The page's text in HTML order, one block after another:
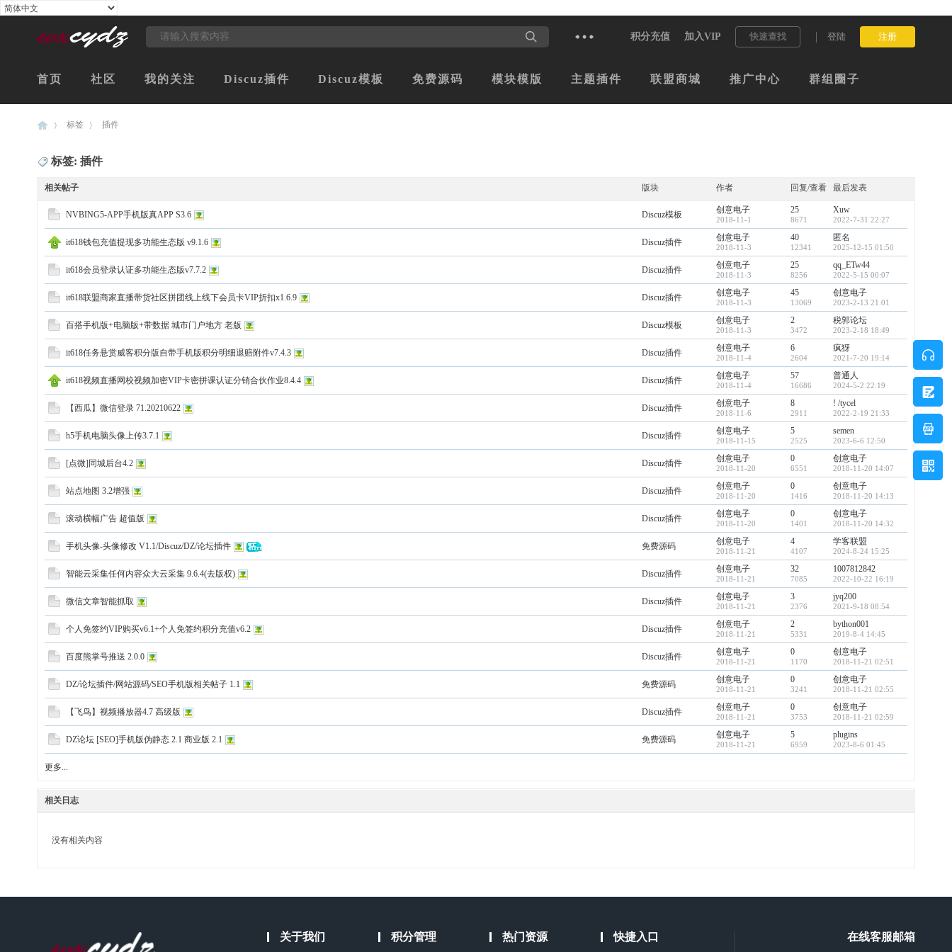
积分充值 加入VIP 快速查找 登陆 注册
首页 社区 我的关注 Discuz插件 Discuz模板 免费源码 模块模版 主题插件 联盟商城 推广中心 群组圈子
创 ›
标签 插件
标签: 插件
相关帖子 版块 作者 回复/查看 最后发表
NVBING5-APP手机版真APP S3.6 Discuz模板 创意电子
2018-11-1
25
8671
Xuw
2022-7-31 22:27
it618钱包充值提现多功能生态版 v9.1.6 Discuz插件 创意电子
2018-11-3
40
12341
匿名
2025-12-15 01:50
it618会员登录认证多功能生态版v7.7.2 Discuz插件 创意电子
2018-11-3
25
8256
qq_ETw44
2022-5-15 00:07
it618联盟商家直播带货社区拼团线上线下会员卡VIP折扣x1.6.9 Discuz插件 创意电子
2018-11-3
45
13069
创意电子
2023-2-13 21:01
百搭手机版+电脑版+带数据 城市门户地方 老版 Discuz模板 创意电子
2018-11-3
2
3472
税郭论坛
2023-2-18 18:49
it618任务悬赏威客积分版自带手机版积分明细退赔附件v7.4.3 Discuz插件 创意电子
2018-11-4
6
2604
疯犽
2021-7-20 19:14
it618视频直播网校视频加密VIP卡密拼课认证分销合伙作业8.4.4 Discuz插件 创意电子
2018-11-4
57
16686
普通人
2024-5-2 22:19
【西瓜】微信登录 71.20210622 Discuz插件 创意电子
2018-11-6
8
2911
! /tycel
2022-2-19 21:33
h5手机电脑头像上传3.7.1 Discuz插件 创意电子
2018-11-15
5
2525
semen
2023-6-6 12:50
[点微]同城后台4.2 Discuz插件 创意电子
2018-11-20
0
6551
创意电子
2018-11-20 14:07
站点地图 3.2增强 Discuz插件 创意电子
2018-11-20
0
1416
创意电子
2018-11-20 14:13
滚动横幅广告 超值版 Discuz插件 创意电子
2018-11-20
0
1401
创意电子
2018-11-20 14:32
手机头像-头像修改 V1.1/Discuz/DZ/论坛插件 免费源码 创意电子
2018-11-21
4
4107
学客联盟
2024-8-24 15:25
智能云采集任何内容众大云采集 9.6.4(去版权) Discuz插件 创意电子
2018-11-21
32
7085
1007812842
2022-10-22 16:19
微信文章智能抓取 Discuz插件 创意电子
2018-11-21
3
2376
jyq200
2021-9-18 08:54
个人免签约VIP购买v6.1+个人免签约积分充值v6.2 Discuz插件 创意电子
2018-11-21
2
5331
bython001
2019-8-4 14:45
百度熊掌号推送 2.0.0 Discuz插件 创意电子
2018-11-21
0
1170
创意电子
2018-11-21 02:51
DZ/论坛插件/网站源码/SEO手机版相关帖子 1.1 免费源码 创意电子
2018-11-21
0
3241
创意电子
2018-11-21 02:55
【飞鸟】视频播放器4.7 高级版 Discuz插件 创意电子
2018-11-21
0
3753
创意电子
2018-11-21 02:59
DZ论坛 [SEO]手机版伪静态 2.1 商业版 2.1 免费源码 创意电子
2018-11-21
5
6959
plugins
2023-8-6 01:45
更多...
相关日志
没有相关内容
关于我们 积分管理 热门资源 快捷入口 在线客服邮箱